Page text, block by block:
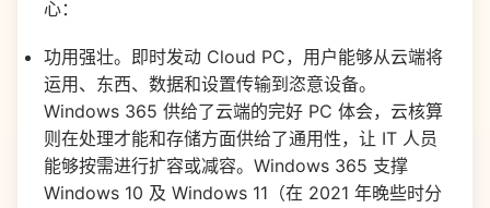
心：
功用强壮。即时发动 Cloud PC，用户能够从云端将
运用、东西、数据和设置传输到恣意设备。
Windows 365 供给了云端的完好 PC 体会，云核算
则在处理才能和存储方面供给了通用性，让 IT 人员
能够按需进行扩容或减容。Windows 365 支撑
Windows 10 及 Windows 11（在 2021 年晚些时分